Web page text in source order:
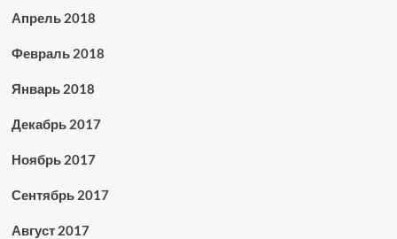
Апрель 2018
Февраль 2018
Январь 2018
Декабрь 2017
Ноябрь 2017
Сентябрь 2017
Август 2017